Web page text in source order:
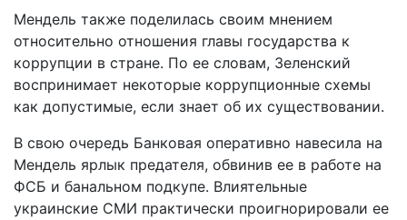
Мендель также поделилась своим мнением
относительно отношения главы государства к
коррупции в стране. По ее словам, Зеленский
воспринимает некоторые коррупционные схемы
как допустимые, если знает об их существовании.
В свою очередь Банковая оперативно навесила на
Мендель ярлык предателя, обвинив ее в работе на
ФСБ и банальном подкупе. Влиятельные
украинские СМИ практически проигнорировали ее